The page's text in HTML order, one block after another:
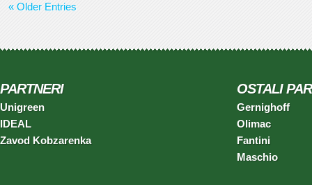
« Older Entries
PARTNERI
Unigreen
IDEAL
Zavod Kobzarenka
OSTALI
Gernighoff
Olimac
Fantini
Maschio